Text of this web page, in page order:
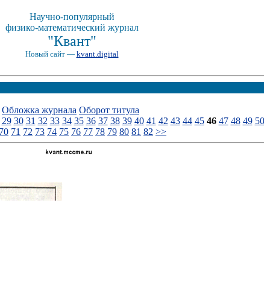
Научно-популярный
физико-математический журнал
"Квант"
Новый сайт — kvant.digital
Обложка журнала Оборот титула
29 30 31 32 33 34 35 36 37 38 39 40 41 42 43 44 45 46 47 48 49 50
70 71 72 73 74 75 76 77 78 79 80 81 82 >>